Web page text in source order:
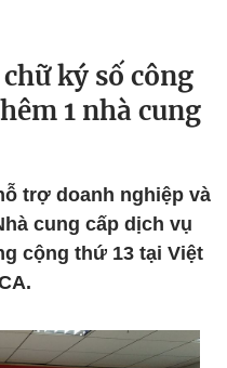
ký số công
1 nhà cung
trợ doanh nghiệp và
cung cấp dịch vụ
cộng thứ 13 tại Việt